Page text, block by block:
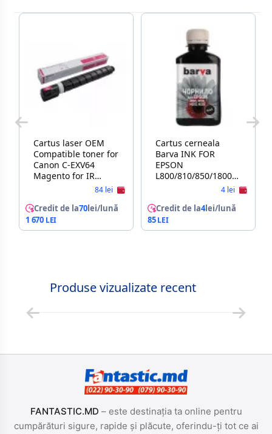
Cartus laser OEM
Compatible toner for
Canon C-EXV64
Magento for IR
Advance DX C3926/
Integral
84 lei
Credit de la70lei/lună
1 670
Cartus cerneala
Barva INK FOR
EPSON
L800/810/850/1800
(T6731) BLACK 180
4 lei
Credit de la4lei/lună
85
Produse vizualizate recent
FANTASTIC.MD – este destinația ta online pentru
cumpărături sigure, rapide și plăcute, oferindu-ți tot ce ai